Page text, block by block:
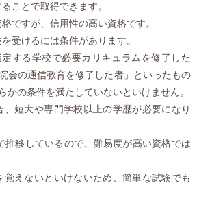
ことで取得できます。
ですが、信用性の高い資格です。
受けるには条件があります。
する学校で必要カリキュラムを修了した
会の通信教育を修了した者」といったもの
かの条件を満たしていないといけません。
短大や専門学校以上の学歴が必要になり
推移しているので、難易度が高い資格では
覚えないといけないため、簡単な試験でも